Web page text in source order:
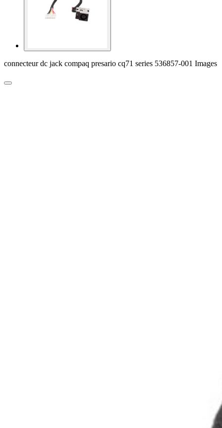
connecteur dc jack compaq presario cq71 series 536857-001 Images